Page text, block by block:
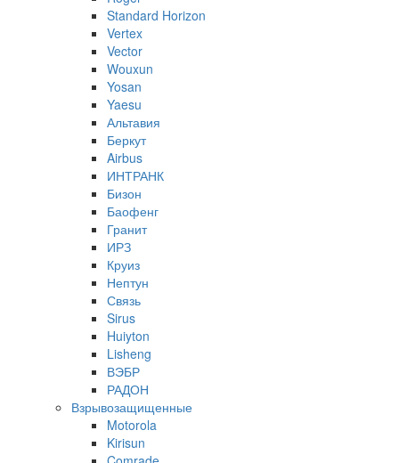
Standard Horizon
Vertex
Vector
Wouxun
Yosan
Yaesu
Альтавия
Беркут
Airbus
ИНТРАНК
Бизон
Баофенг
Гранит
ИРЗ
Круиз
Нептун
Связь
Sirus
Huiyton
Lisheng
ВЭБР
РАДОН
Взрывозащищенные
Motorola
Kirisun